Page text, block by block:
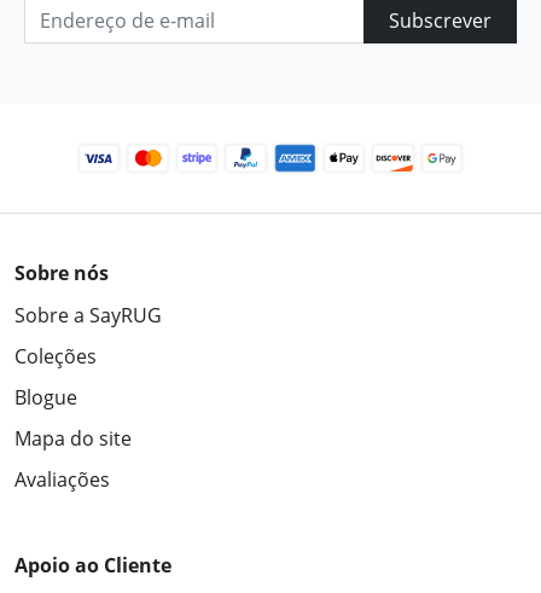
Subscrever
Sobre nós
Sobre a SayRUG
Coleções
Blogue
Mapa do site
Avaliações
Apoio ao Cliente